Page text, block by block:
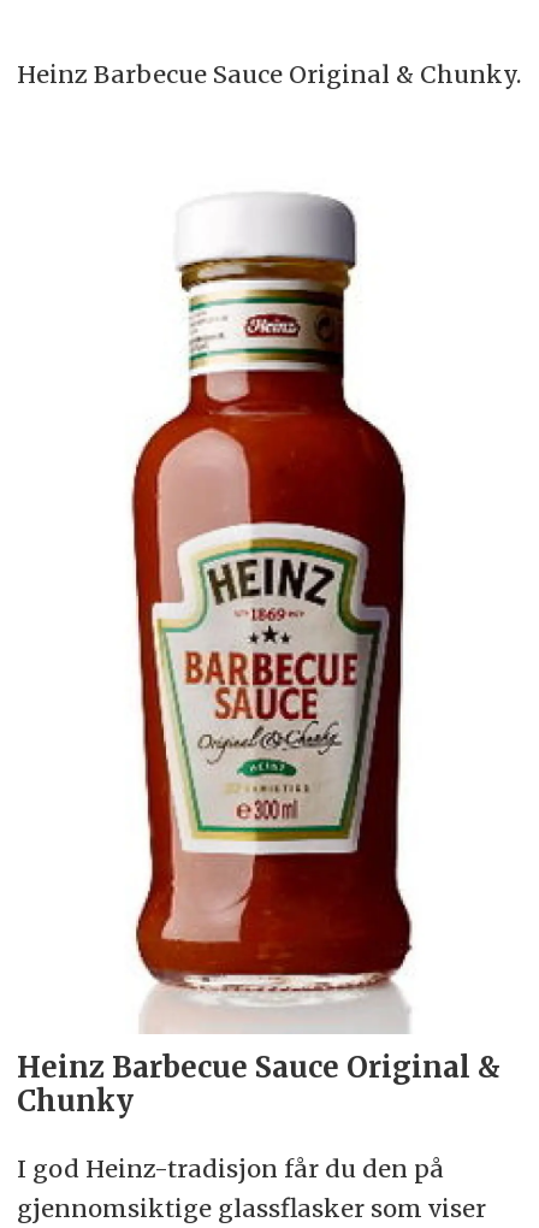
Heinz Barbecue Sauce Original & Chunky.
Heinz Barbecue Sauce Original &
Chunky
I god Heinz-tradisjon får du den på
gjennomsiktige glassflasker som viser